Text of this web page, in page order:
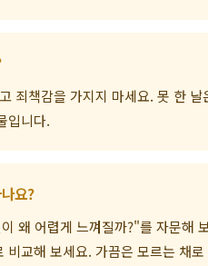
죄책감을 가지지 마세요. 못 한
입니다.
요?
왜 어렵게 느껴질까?"를 자문해
교해 보세요. 가끔은 모르는 채로